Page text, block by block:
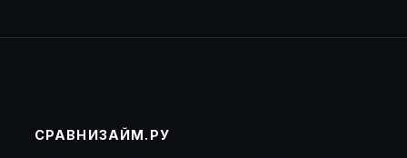
СРАВНИЗАЙМ.РУ